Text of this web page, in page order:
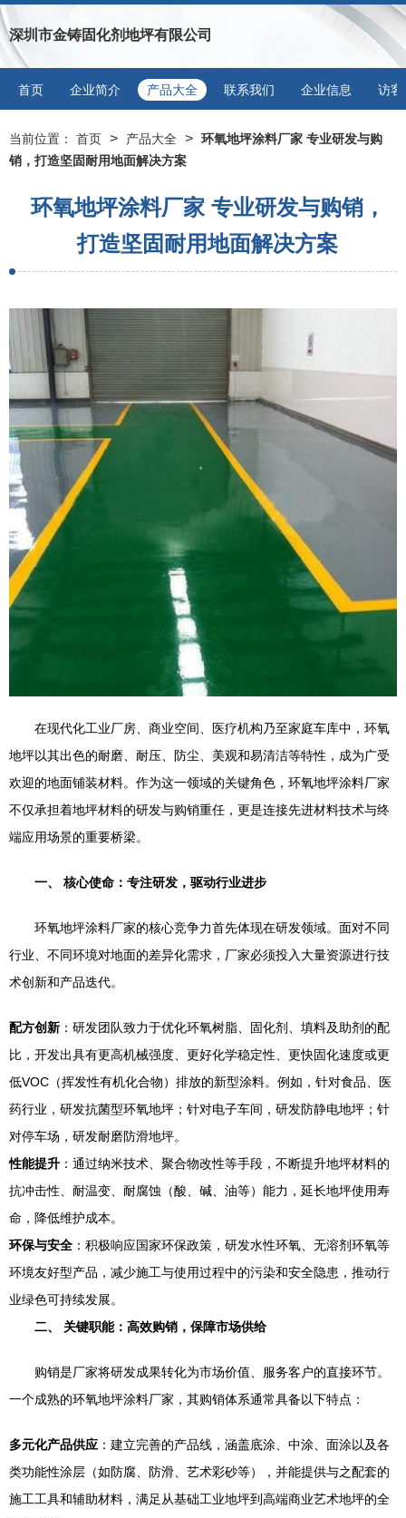
深圳市金铸固化剂地坪有限公司
首页 企业简介 产品大全 联系我们 企业信息 访客
当前位置： 首页 > 产品大全 > 环氧地坪涂料厂家 专业研发与购
销，打造坚固耐用地面解决方案
环氧地坪涂料厂家 专业研发与购销，
打造坚固耐用地面解决方案
在现代化工业厂房、商业空间、医疗机构乃至家庭车库中，环氧
地坪以其出色的耐磨、耐压、防尘、美观和易清洁等特性，成为广受
欢迎的地面铺装材料。作为这一领域的关键角色，环氧地坪涂料厂家
不仅承担着地坪材料的研发与购销重任，更是连接先进材料技术与终
端应用场景的重要桥梁。
一、 核心使命：专注研发，驱动行业进步
环氧地坪涂料厂家的核心竞争力首先体现在研发领域。面对不同
行业、不同环境对地面的差异化需求，厂家必须投入大量资源进行技
术创新和产品迭代。
配方创新 ：研发团队致力于优化环氧树脂、固化剂、填料及助剂的配
比，开发出具有更高机械强度、更好化学稳定性、更快固化速度或更
低VOC（挥发性有机化合物）排放的新型涂料。例如，针对食品、医
药行业，研发抗菌型环氧地坪；针对电子车间，研发防静电地坪；针
对停车场，研发耐磨防滑地坪。
性能提升 ：通过纳米技术、聚合物改性等手段，不断提升地坪材料的
抗冲击性、耐温变、耐腐蚀（酸、碱、油等）能力，延长地坪使用寿
命，降低维护成本。
环保与安全 ：积极响应国家环保政策，研发水性环氧、无溶剂环氧等
环境友好型产品，减少施工与使用过程中的污染和安全隐患，推动行
业绿色可持续发展。
二、 关键职能：高效购销，保障市场供给
购销是厂家将研发成果转化为市场价值、服务客户的直接环节。
一个成熟的环氧地坪涂料厂家，其购销体系通常具备以下特点：
多元化产品供应 ：建立完善的产品线，涵盖底涂、中涂、面涂以及各
类功能性涂层（如防腐、防滑、艺术彩砂等），并能提供与之配套的
施工工具和辅助材料，满足从基础工业地坪到高端商业艺术地坪的全